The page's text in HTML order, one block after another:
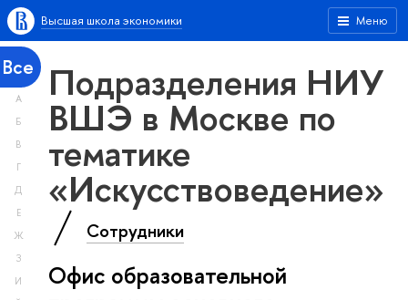
Меню
Высшая школа экономики
Все
А
Б
В
Г
Д
Е
Ж
З
И
Подразделения НИУ
ВШЭ в Москве по
тематике
«Искусствоведение»
Сотрудники
Офис образовательной